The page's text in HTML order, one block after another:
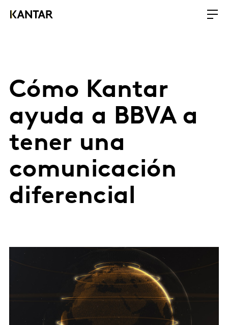
Cómo Kantar
ayuda a BBVA a
tener una
comunicación
diferencial